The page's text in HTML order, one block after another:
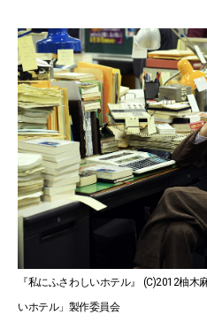
『私にふさわしいホテル』 (C)2012柚
いホテル」製作委員会